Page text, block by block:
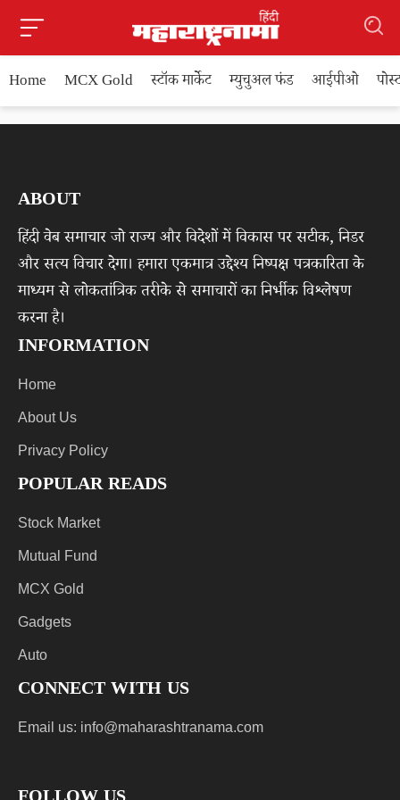
Home MCX Gold स्टॉक मार्केट म्युचुअल फंड आईपीओ
ABOUT
हिंदी वेब समाचार जो राज्य और विदेशों में विकास पर सटीक, निडर
और सत्य विचार देगा। हमारा एकमात्र उद्देश्य निष्पक्ष पत्रकारिता के
माध्यम से लोकतांत्रिक तरीके से समाचारों का निर्भीक विश्लेषण
करना है।
INFORMATION
Home
About Us
Privacy Policy
POPULAR READS
Stock Market
Mutual Fund
MCX Gold
Gadgets
Auto
CONNECT WITH US
Email us: info@maharashtranama.com